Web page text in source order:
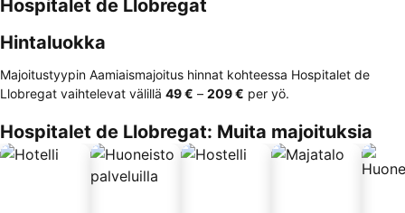
Hospitalet de Llobregat
Hintaluokka
Majoitustyypin Aamiaismajoitus hinnat kohteessa Hospitalet de
Llobregat vaihtelevat välillä ‎49 € – ‎209 € per yö.
Hospitalet de Llobregat: Muita majoituksia